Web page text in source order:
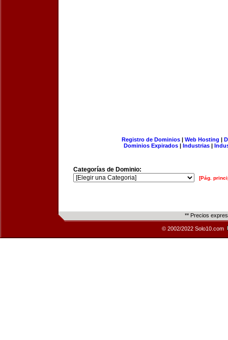
Registro de Dominios| Web Hosting |
Dominios Expirados | Industrias |
Categorías de Dominio:
[Pág.
** Precios
© 2002/2022 Solo10.com